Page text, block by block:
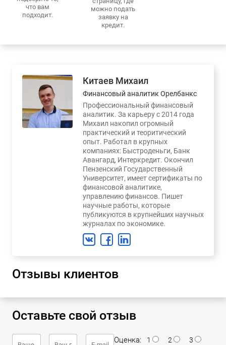
что вам
подходит.
можно подать
заявку на
кредит.
Китаев Михаил
Финансовый аналитик Орелбанкс
Профессиональный финансовый
аналитик. За карьеру с 2014 года
Михаил накопил огромный
практический и теоритический
опыт. Работал в крупных
компаниях: Быстроденьги, Банк
Авангард, Интеркредит. Окончил
Пензенский Государственный
Университет, имеет сертификаты по
финансовой аналитике,
управлению финансов. Пишет
научные работы, которые
публикуются в крупнейших научных
журналах по экономике.
Отзывы клиентов
Оставьте свой отзыв
Оценка: 1 2
3